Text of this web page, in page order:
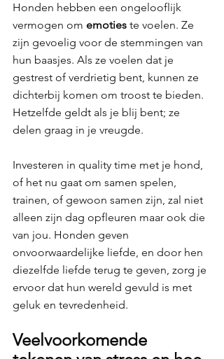
Honden hebben een ongelooflijk
vermogen om emoties te voelen. Ze
zijn gevoelig voor de stemmingen van
hun baasjes. Als ze voelen dat je
gestrest of verdrietig bent, kunnen ze
dichterbij komen om troost te bieden.
Hetzelfde geldt als je blij bent; ze
delen graag in je vreugde.
Investeren in quality time met je hond,
of het nu gaat om samen spelen,
trainen, of gewoon samen zijn, zal niet
alleen zijn dag opfleuren maar ook die
van jou. Honden geven
onvoorwaardelijke liefde, en door hen
diezelfde liefde terug te geven, zorg je
ervoor dat hun wereld gevuld is met
geluk en tevredenheid.
Veelvoorkomende